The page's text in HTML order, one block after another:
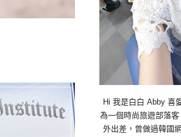
Hi 我是白白 Abby 喜
為一個時尚旅遊部落
外出差，曾做過韓國